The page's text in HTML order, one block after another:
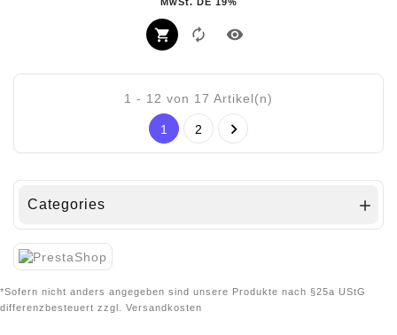
1 - 12 von 17 Artikel(n)
1 2 
Categories 
*Sofern nicht anders angegeben sind unsere Produkte nach §25a UStG
differenzbesteuert zzgl. Versandkosten